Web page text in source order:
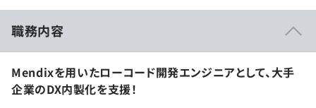
職務内容
Mendixを用いたローコード開発エンジニアとして、大手
企業のDX内製化を支援！